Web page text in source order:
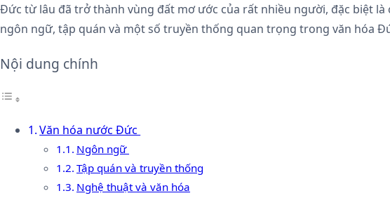
Đức từ lâu đã trở thành vùng đất mơ ước của rất nhiều người, đặc biệt là
ngôn ngữ, tập quán và một số truyền thống quan trọng trong văn hóa
Nội dung chính
Văn hóa nước Đức
Ngôn ngữ
Tập quán và truyền thống
Nghệ thuật và văn hóa